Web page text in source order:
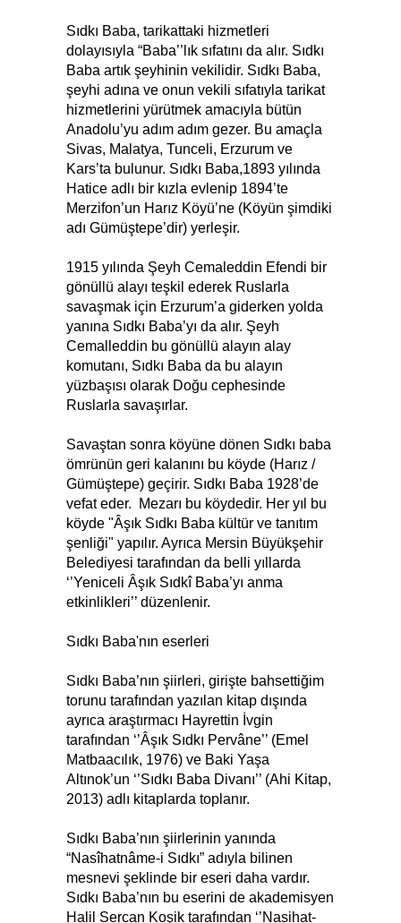
Sıdkı Baba, tarikattaki hizmetleri
dolayısıyla “Baba’’lık sıfatını da alır. Sıdkı
Baba artık şeyhinin vekilidir. Sıdkı Baba,
şeyhi adına ve onun vekili sıfatıyla tarikat
hizmetlerini yürütmek amacıyla bütün
Anadolu’yu adım adım gezer. Bu amaçla
Sivas, Malatya, Tunceli, Erzurum ve
Kars’ta bulunur. Sıdkı Baba,1893 yılında
Hatice adlı bir kızla evlenip 1894’te
Merzifon’un Harız Köyü’ne (Köyün şimdiki
adı Gümüştepe’dir) yerleşir.
1915 yılında Şeyh Cemaleddin Efendi bir
gönüllü alayı teşkil ederek Ruslarla
savaşmak için Erzurum’a giderken yolda
yanına Sıdkı Baba’yı da alır. Şeyh
Cemalleddin bu gönüllü alayın alay
komutanı, Sıdkı Baba da bu alayın
yüzbaşısı olarak Doğu cephesinde
Ruslarla savaşırlar.
Savaştan sonra köyüne dönen Sıdkı baba
ömrünün geri kalanını bu köyde (Harız /
Gümüştepe) geçirir. Sıdkı Baba 1928’de
vefat eder. Mezarı bu köydedir. Her yıl bu
köyde "Âşık Sıdkı Baba kültür ve tanıtım
şenliği" yapılır. Ayrıca Mersin Büyükşehir
Belediyesi tarafından da belli yıllarda
‘’Yeniceli Âşık Sıdkî Baba’yı anma
etkinlikleri’’ düzenlenir.
Sıdkı Baba'nın eserleri
Sıdkı Baba’nın şiirleri, girişte bahsettiğim
torunu tarafından yazılan kitap dışında
ayrıca araştırmacı Hayrettin İvgin
tarafından ‘’Âşık Sıdkı Pervâne’’ (Emel
Matbaacılık, 1976) ve Baki Yaşa
Altınok’un ‘’Sıdkı Baba Divanı’’ (Ahi Kitap,
2013) adlı kitaplarda toplanır.
Sıdkı Baba’nın şiirlerinin yanında
“Nasîhatnâme-i Sıdkı” adıyla bilinen
mesnevi şeklinde bir eseri daha vardır.
Sıdkı Baba’nın bu eserini de akademisyen
Halil Sercan Koşik tarafından ‘’Nasihat-